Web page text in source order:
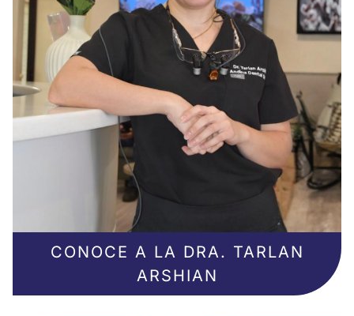
CONOCE A LA DRA. TARLAN
ARSHIAN